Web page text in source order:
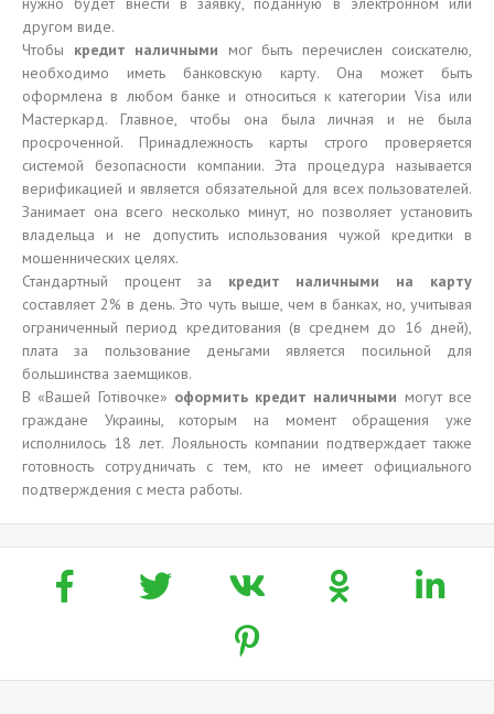
другом виде.
Чтобы кредит наличными мог быть перечислен соискателю,
необходимо иметь банковскую карту. Она может быть
оформлена в любом банке и относиться к категории Visa или
Мастеркард. Главное, чтобы она была личная и не была
просроченной. Принадлежность карты строго проверяется
системой безопасности компании. Эта процедура называется
верификацией и является обязательной для всех пользователей.
Занимает она всего несколько минут, но позволяет установить
владельца и не допустить использования чужой кредитки в
мошеннических целях.
Стандартный процент за кредит наличными на карту
составляет 2% в день. Это чуть выше, чем в банках, но, учитывая
ограниченный период кредитования (в среднем до 16 дней),
плата за пользование деньгами является посильной для
большинства заемщиков.
В «Вашей Готівочке» оформить кредит наличными могут все
граждане Украины, которым на момент обращения уже
исполнилось 18 лет. Лояльность компании подтверждает также
готовность сотрудничать с тем, кто не имеет официального
подтверждения с места работы.